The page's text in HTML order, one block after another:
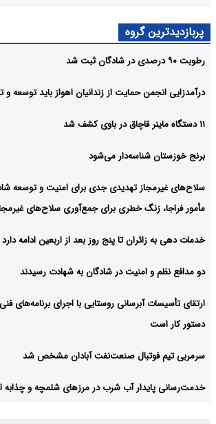
پربازدیدترین گروه
رطوبت ۹۰ درصدی در شادگان ثبت شد
درآمدزایی انجمن حمایت از زندانیان اهواز باید توسعه
۱۱ دستگاه ماینر قاچاق در باوی کشف شد
برنج خوزستان شناسه‌دار می‌شود
مأمور فراجا، زنگ خطری برای جمع‌آوری سلاح‌های
خدمات دهی به زائران تا پنج روز بعد از اربعین ادامه دارد
دو مدافع نظم و امنیت در شادگان به شهادت رسیدند
ارتقای تأسیسات آبرسانی روستایی با اجرای برنامه‌های
دستور کار است
سرمربی تیم فوتبال صنعت‌نفت آبادان مشخص شد
خدمت‌رسانی پایدار آب شرب در مرزهای شلمچه و چذابه